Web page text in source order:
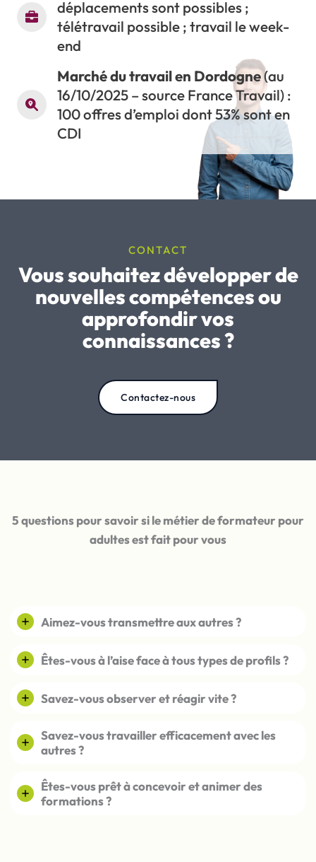
déplacements sont possibles ;
télétravail possible ; travail le week-
end
Marché du travail en Dordogne(au
16/10/2025 – source France Travail) :
100 offres d’emploi dont 53% sont en
CDI
CONTACT
Vous souhaitez développer de
nouvelles compétences ou
approfondir vos
connaissances ?
Contactez-nous
5 questions pour savoir si le métier de formateur pour
adultes est fait pour vous
Aimez-vous transmettre aux autres ?
Êtes-vous à l’aise face à tous types de profils ?
Savez-vous observer et réagir vite ?
Savez-vous travailler efficacement avec les
autres ?
Êtes-vous prêt à concevoir et animer des
formations ?